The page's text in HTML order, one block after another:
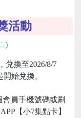
活動
)
兌換至2026/8/7
始兌換。
會員手機號碼或刷
【小7集點卡】